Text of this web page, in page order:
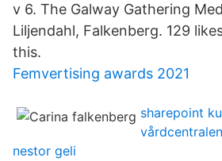
v 6. The Galway Gathering
Liljendahl, Falkenberg. 129
this.
Femvertising awards 2021
sharepoint
nestor geli